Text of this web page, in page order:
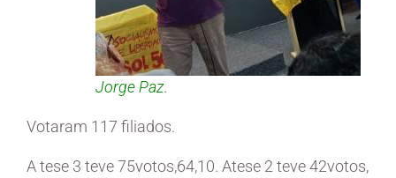
Jorge Paz.
Votaram 117 filiados.
A tese 3 teve 75votos,64,10. Atese 2 teve 42votos,